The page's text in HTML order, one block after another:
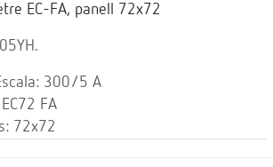
EC-FA, panell 72x72
300/5 A
FA
72x72